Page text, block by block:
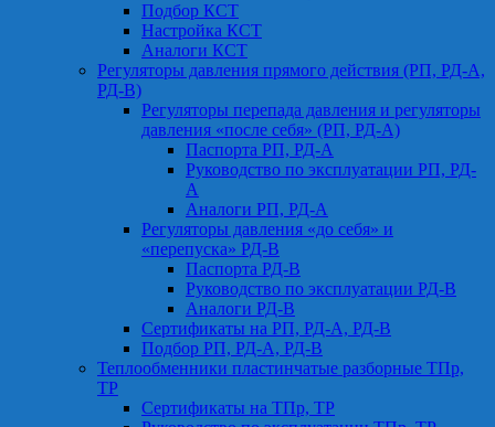
Подбор КСТ
Настройка КСТ
Аналоги КСТ
Регуляторы давления прямого действия (РП, РД-А,
РД-В)
Регуляторы перепада давления и регуляторы
давления «после себя» (РП, РД-А)
Паспорта РП, РД-А
Руководство по эксплуатации РП, РД-
А
Аналоги РП, РД-А
Регуляторы давления «до себя» и
«перепуска» РД-В
Паспорта РД-В
Руководство по эксплуатации РД-В
Аналоги РД-В
Сертификаты на РП, РД-А, РД-В
Подбор РП, РД-А, РД-В
Теплообменники пластинчатые разборные ТПр,
ТР
Сертификаты на ТПр, ТР